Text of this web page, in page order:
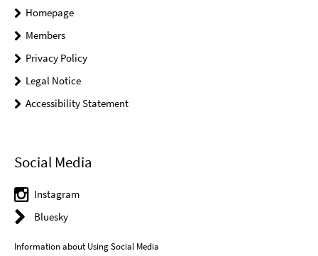
Homepage
Members
Privacy Policy
Legal Notice
Accessibility Statement
Social Media
Instagram
Bluesky
Information about Using Social Media